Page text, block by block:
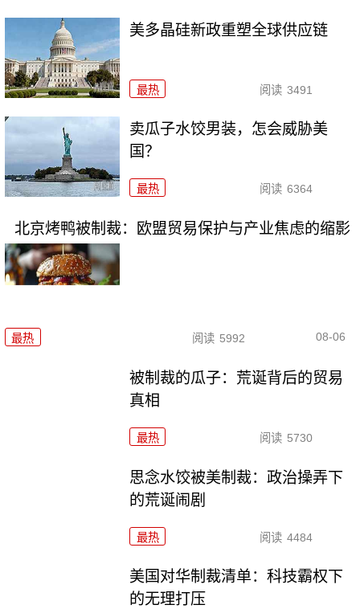
美多晶硅新政重塑全球供应链
最热 阅读 3491
卖瓜子水饺男装，怎会威胁美
国？
最热 阅读 6364
北京烤鸭被制裁：欧盟贸易保护与产业焦虑的缩影
最热 阅读 5992 08-06
被制裁的瓜子：荒诞背后的贸易
真相
最热 阅读 5730
思念水饺被美制裁：政治操弄下
的荒诞闹剧
最热 阅读 4484
美国对华制裁清单：科技霸权下
的无理打压